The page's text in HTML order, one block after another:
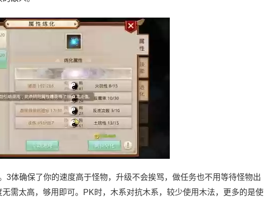
体确保了你的速度高于怪物，升级不会挨骂，做任务也不用等待怪物出
需太高，够用即可。PK时，木系对抗木系，较少使用木法，更多的是使